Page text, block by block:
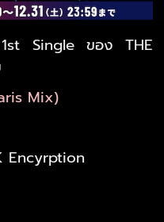
Single ของ THE
Mix)
Encyrption